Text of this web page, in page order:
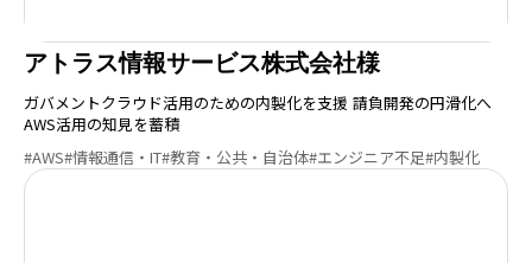
アトラス情報サービス株式会社様
ガバメントクラウド活用のための内製化を支援 請負開発の円滑化へ
AWS活用の知見を蓄積
#AWS#情報通信・IT#教育・公共・自治体#エンジニア不足#内製化